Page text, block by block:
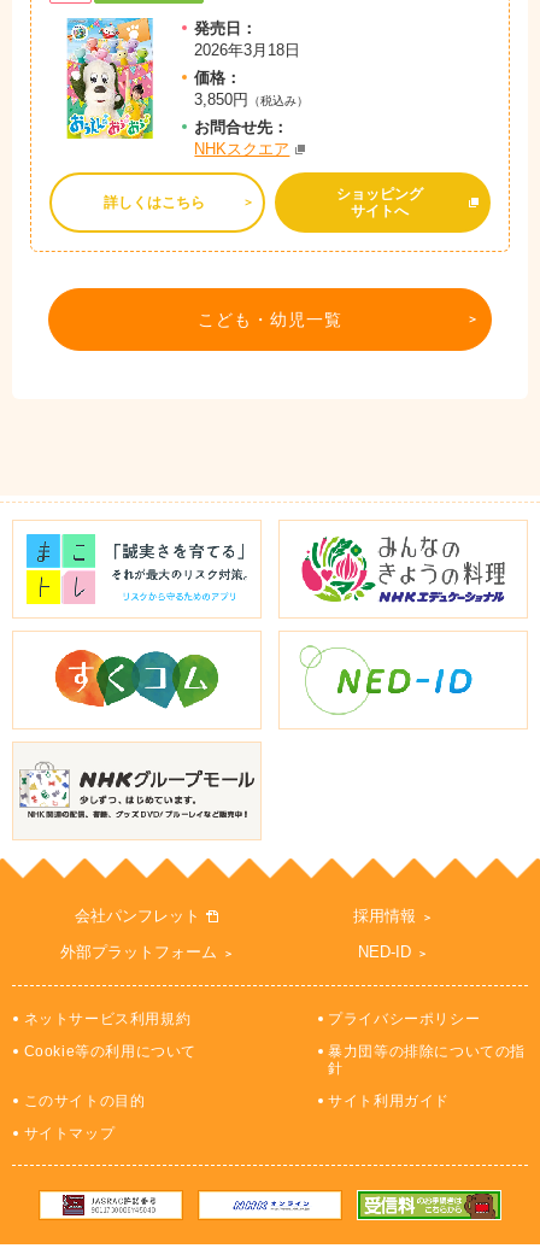
発売日：
2026年3月18日
価格：
3,850円
（税込み）
お問合せ先：
NHKスクエア
詳しくはこちら
ショッピング
サイトへ
こども・幼児一覧
会社パンフレット
採用情報
外部プラットフォーム
NED-ID
ネットサービス利用規約
プライバシーポリシー
Cookie等の利用について
暴力団等の排除についての指
針
このサイトの目的
サイト利用ガイド
サイトマップ